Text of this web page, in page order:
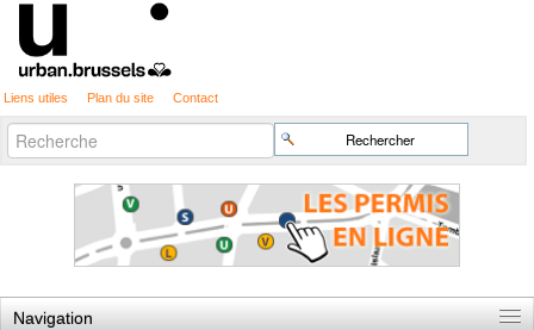
Liens utiles Plan du site Contact
Chercher par
Recherche
avancée…
Navigation